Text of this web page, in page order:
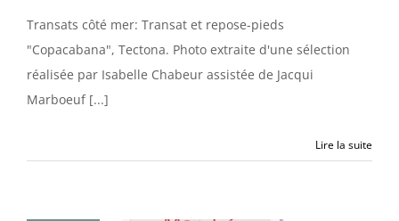
Transats côté mer: Transat et repose-pieds
"Copacabana", Tectona. Photo extraite d'une sélection
réalisée par Isabelle Chabeur assistée de Jacqui
Marboeuf [...]
Lire la suite